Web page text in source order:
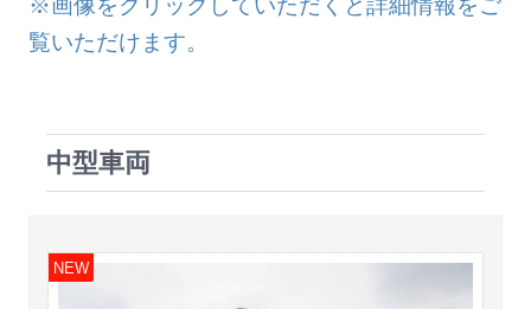
※画像をクリックしていただくと詳細情報をご
覧いただけます。
中型車両
NEW